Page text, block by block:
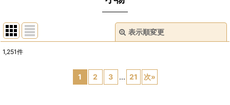
表示順変更
1,251件
1 2 3 ... 21 次»